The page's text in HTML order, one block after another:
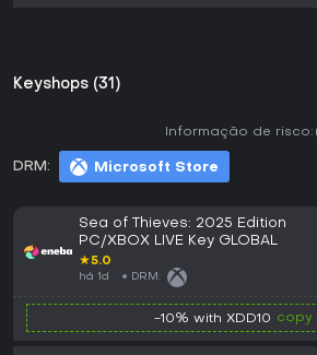
Keyshops (31)
DRM: Microsoft Store
Informação de risco:
Sea of Thieves: 2025 Edition
PC/XBOX LIVE Key GLOBAL
★5.0
há 1d DRM:
-10% with XDD10 copy